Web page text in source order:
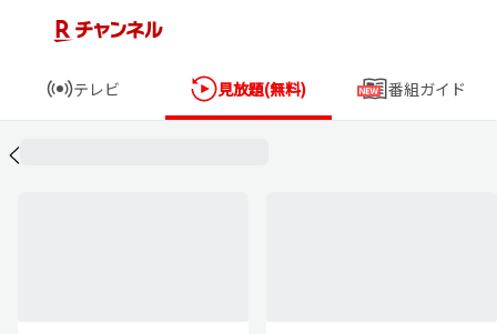
テレビ 見放題(無料) 番組ガイド